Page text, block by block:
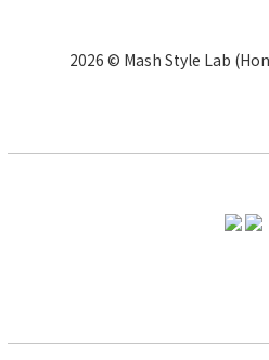
2026 © Mash Style Lab